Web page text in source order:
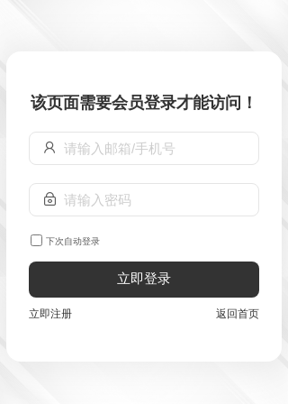
该页面需要会员登录才能访问！
下次自动登录
立即登录
立即注册 返回首页